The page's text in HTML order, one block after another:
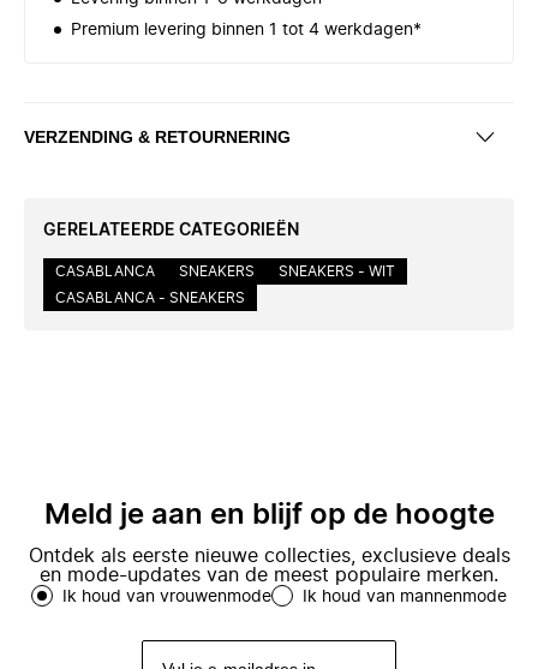
Premium levering binnen 1 tot 4 werkdagen*
VERZENDING & RETOURNERING
GERELATEERDE CATEGORIEËN
CASABLANCA SNEAKERS
SNEAKERS - WIT
CASABLANCA - SNEAKERS
Meld je aan en blijf op de hoogte
Ontdek als eerste nieuwe collecties, exclusieve deals
en mode-updates van de meest populaire merken.
Ik houd van vrouwenmode Ik houd van mannenmode